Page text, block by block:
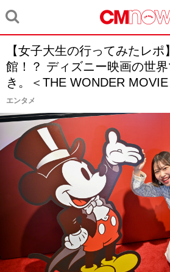
【女子大生の行ってみたレ
館！？ ディズニー映画の世
き。＜THE WONDER MOVIE
エンタメ